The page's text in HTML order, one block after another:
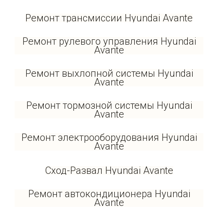
Ремонт трансмиссии Hyundai Avante
Ремонт рулевого управления Hyundai
Avante
Ремонт выхлопной системы Hyundai
Avante
Ремонт тормозной системы Hyundai
Avante
Ремонт электрооборудования Hyundai
Avante
Сход-Развал Hyundai Avante
Ремонт автокондиционера Hyundai
Avante